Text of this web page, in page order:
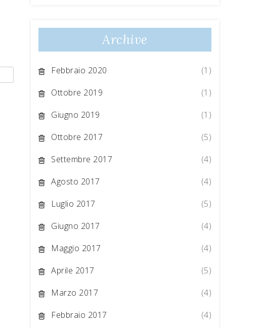
Archive
Febbraio 2020
(1)
Ottobre 2019
(1)
Giugno 2019
(1)
Ottobre 2017
(5)
Settembre 2017
(4)
Agosto 2017
(4)
Luglio 2017
(5)
Giugno 2017
(4)
Maggio 2017
(4)
Aprile 2017
(5)
Marzo 2017
(4)
Febbraio 2017
(4)